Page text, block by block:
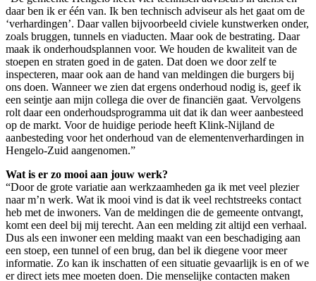
daar ben ik er één van. Ik ben technisch adviseur als het gaat om de
‘verhardingen’. Daar vallen bijvoorbeeld civiele kunstwerken onder,
zoals bruggen, tunnels en viaducten. Maar ook de bestrating. Daar
maak ik onderhoudsplannen voor. We houden de kwaliteit van de
stoepen en straten goed in de gaten. Dat doen we door zelf te
inspecteren, maar ook aan de hand van meldingen die burgers bij
ons doen. Wanneer we zien dat ergens onderhoud nodig is, geef ik
een seintje aan mijn collega die over de financiën gaat. Vervolgens
rolt daar een onderhoudsprogramma uit dat ik dan weer aanbesteed
op de markt. Voor de huidige periode heeft Klink-Nijland de
aanbesteding voor het onderhoud van de elementenverhardingen in
Hengelo-Zuid aangenomen.”
Wat is er zo mooi aan jouw werk?
“Door de grote variatie aan werkzaamheden ga ik met veel plezier
naar m’n werk. Wat ik mooi vind is dat ik veel rechtstreeks contact
heb met de inwoners. Van de meldingen die de gemeente ontvangt,
komt een deel bij mij terecht. Aan een melding zit altijd een verhaal.
Dus als een inwoner een melding maakt van een beschadiging aan
een stoep, een tunnel of een brug, dan bel ik diegene voor meer
informatie. Zo kan ik inschatten of een situatie gevaarlijk is en of we
er direct iets mee moeten doen. Die menselijke contacten maken